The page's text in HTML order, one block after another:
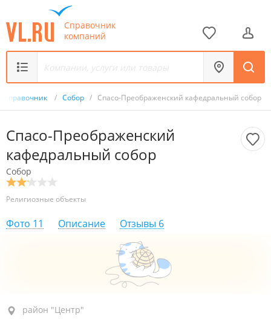
Справочник
компаний
Справочник / Собор / Спасо-Преображенский кафедральный собор
Спасо-Преображенский
кафедральный собор
Собор
Религиозные объекты
Фото 11 Описание Отзывы 6
район "Центр", ул. Светланская, 38/40 стр. 2
район "Центр"